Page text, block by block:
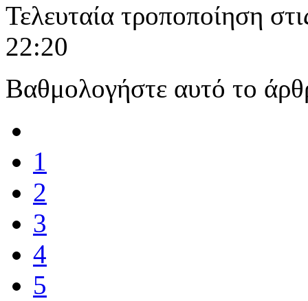
Τελευταία τροποποίηση
22:20
Βαθμολογήστε αυτό το
1
2
3
4
5